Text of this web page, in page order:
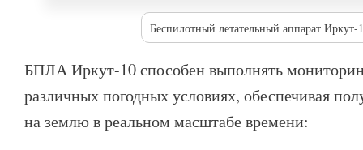
Беспилотный летательный аппарат Иркут-
БПЛА Иркут-10 способен выполнять
различных погодных условиях, обеспечивая
на землю в реальном масштабе времени: